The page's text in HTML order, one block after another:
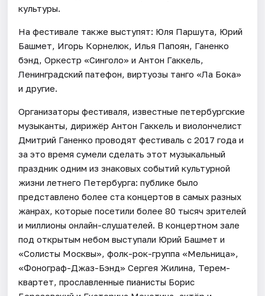
культуры.
На фестивале также выступят: Юля Паршута, Юрий
Башмет, Игорь Корнелюк, Илья Папоян, Ганенко
бэнд, Оркестр «Синголо» и Антон Гаккель,
Ленинградский патефон, виртуозы танго «Ла Бока»
и другие.
Организаторы фестиваля, известные петербургские
музыканты, дирижёр Антон Гаккель и виолончелист
Дмитрий Ганенко проводят фестиваль с 2017 года и
за это время сумели сделать этот музыкальный
праздник одним из знаковых событий культурной
жизни летнего Петербурга: публике было
представлено более ста концертов в самых разных
жанрах, которые посетили более 80 тысяч зрителей
и миллионы онлайн-слушателей. В концертном зале
под открытым небом выступали Юрий Башмет и
«Солисты Москвы», фолк-рок-группа «Мельница»,
«Фонограф-Джаз-Бэнд» Сергея Жилина, Терем-
квартет, прославленные пианисты Борис